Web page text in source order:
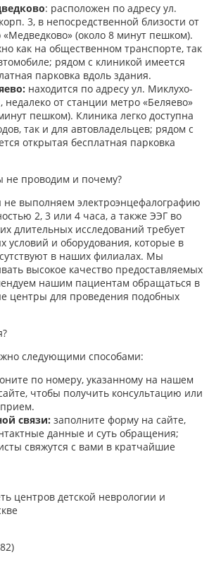
: расположен по адресу ул.
3, в непосредственной близости от
(около 8 минут пешком).
как на общественном транспорте, так
рядом с клиникой имеется
парковка вдоль здания.
находится по адресу ул. Миклухо-
недалеко от станции метро «Беляево»
пешком). Клиника легко доступна
так и для автовладельцев; рядом с
открытая бесплатная парковка
не проводим и почему?
выполняем электроэнцефалографию
2, 3 или 4 часа, а также ЭЭГ во
длительных исследований требует
условий и оборудования, которые в
в наших филиалах. Мы
высокое качество предоставляемых
нашим пациентам обращаться в
центры для проведения подобных
следующими способами:​
по номеру, указанному на нашем
чтобы получить консультацию или
связи: заполните форму на сайте,
данные и суть обращения;
свяжутся с вами в кратчайшие
центров детской неврологии и